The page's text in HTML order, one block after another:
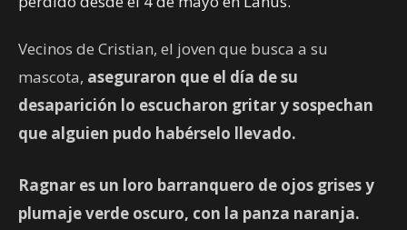
Vecinos de Cristian, el joven que busca a su
mascota, aseguraron que el día de su
desaparición lo escucharon gritar y sospechan
que alguien pudo habérselo llevado.
Ragnar es un loro barranquero de ojos grises y
plumaje verde oscuro, con la panza naranja.